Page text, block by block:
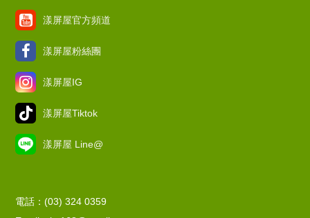
漾屏屋官方頻道
漾屏屋粉絲團
漾屏屋IG
漾屏屋Tiktok
漾屏屋 Line@
電話：(03) 324 0359